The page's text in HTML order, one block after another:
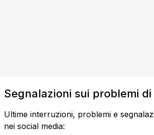
Segnalazioni sui problemi di
Ultime interruzioni, problemi e
nei social media: